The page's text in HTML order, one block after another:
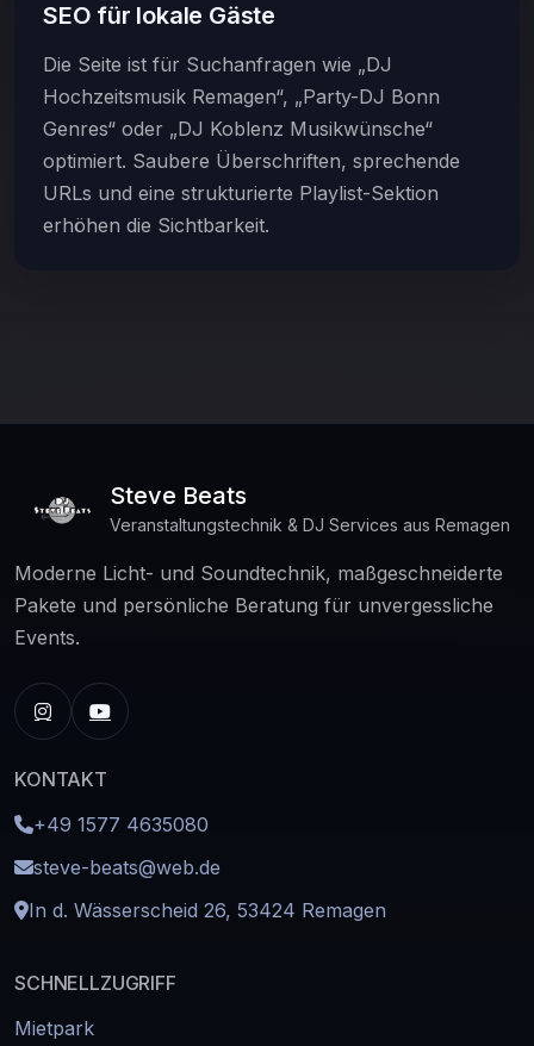
SEO für lokale Gäste
Die Seite ist für Suchanfragen wie „DJ
Hochzeitsmusik Remagen“, „Party-DJ Bonn
Genres“ oder „DJ Koblenz Musikwünsche“
optimiert. Saubere Überschriften, sprechende
URLs und eine strukturierte Playlist-Sektion
erhöhen die Sichtbarkeit.
Steve Beats
Veranstaltungstechnik & DJ Services aus Remagen
Moderne Licht- und Soundtechnik, maßgeschneiderte
Pakete und persönliche Beratung für unvergessliche
Events.
KONTAKT
+49 1577 4635080
steve-beats@web.de
In d. Wässerscheid 26, 53424 Remagen
SCHNELLZUGRIFF
Mietpark